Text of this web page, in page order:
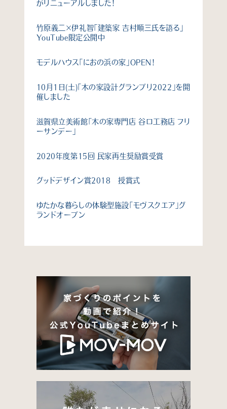
がリニューアルしました！
竹原義二×伊礼智「建築家 吉村順三氏を語る」
YouTube限定公開中
モデルハウス「におの浜の家」OPEN！
10月1日(土)「木の家設計グランプリ2022」を開
催しました
滋賀県立美術館「木の家専門店 谷口工務店 フリ
ーサンデー」
2020年度第15回 民家再生奨励賞受賞
グッドデザイン賞2018 授賞式
ゆたかな暮らしの体験型施設「モヴスクエア」グ
ランドオープン